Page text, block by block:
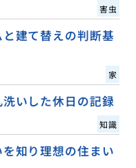
害虫
建て替えの判断基
家
いした休日の記録
知識
知り理想の住まい